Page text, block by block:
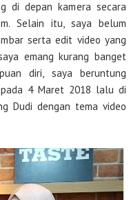
di depan kamera secara
Selain itu, saya belum
serta edit video yang
emang kurang banget
diri, saya beruntung
4 Maret 2018 lalu di
Dudi dengan tema video